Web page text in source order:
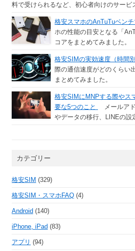
料で受けられるなど、初心者向けのサービ
格安スマホのAnTuTuベン
ホの性能の目安となる「
コアをまとめてみました。
格安SIMの実効速度（時間
際の通信速度がどのくらい
まとめてみました。
格安SIMにMNPする際やス
要な5つのこと
メールア
やデータの移行、LINEの設
カテゴリー
格安SIM (329)
格安SIM・スマホFAQ (4)
Android (140)
iPhone, iPad (83)
アプリ (94)